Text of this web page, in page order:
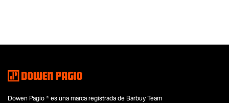
Dowen Pagio ® es una marca registrada de Barbuy Team